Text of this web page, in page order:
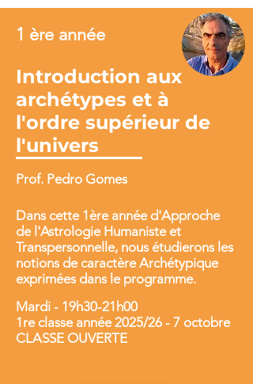
1 ère année
Introduction aux
archétypes et à
l'ordre supérieur de
l'univers
Prof. Pedro Gomes
Dans cette 1ère année d'Approche
de l'Astrologie Humaniste et
Transpersonnelle, nous étudierons les
notions de caractère Archétypique
exprimées dans le programme.
Mardi - 19h30-21h00
1re classe année 2025/26 - 7 octobre
CLASSE OUVERTE